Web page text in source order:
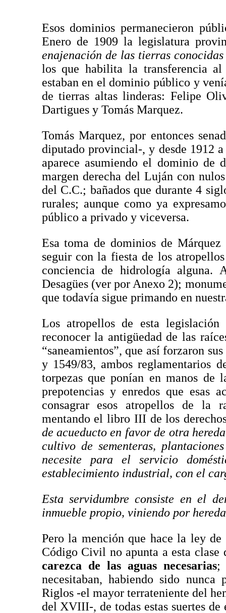
Esos dominios permanecieron
Enero de 1909 la legislatura
enajenación de las tierras
los que habilita la transferencia
estaban en el dominio público y
de tierras altas linderas: Felipe
Dartigues y Tomás Marquez.
Tomás Marquez, por entonces
diputado provincial-, y desde 1912
aparece asumiendo el dominio de
margen derecha del Luján con
del C.C.; bañados que durante 4
rurales; aunque como ya
público a privado y viceversa.
Esa toma de dominios de
seguir con la fiesta de los
conciencia de hidrología alguna.
Desagües (ver por Anexo 2);
que todavía sigue primando en
Los atropellos de esta
reconocer la antigüedad de las
“saneamientos”, que así forzaron
y 1549/83, ambos reglamentarios
torpezas que ponían en manos de
prepotencias y enredos que esas
consagrar esos atropellos de la
mentando el libro III de los
de acueducto en favor de otra
cultivo de sementeras,
necesite para el servicio
establecimiento industrial, con el
Esta servidumbre consiste en el
inmueble propio, viniendo por
Pero la mención que hace la ley
Código Civil no apunta a esta
carezca de las aguas necesarias;
necesitaban, habiendo sido nunca
Riglos -el mayor terrateniente del
del XVIII-, de todas estas suertes